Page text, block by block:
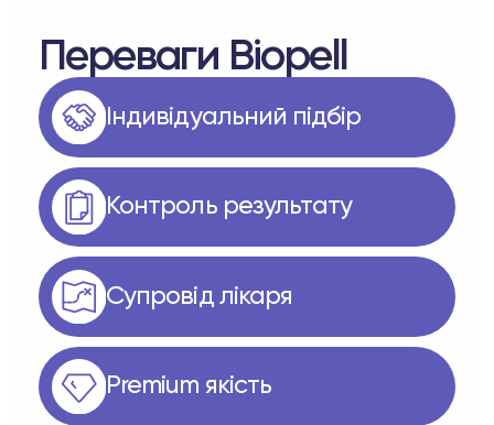
Переваги Biopell
Iндивідуальний підбір
Контроль результату
Супровід лікаря
Premium якість